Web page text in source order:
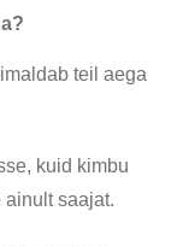
teil aega
kuid kimbu
saajat.